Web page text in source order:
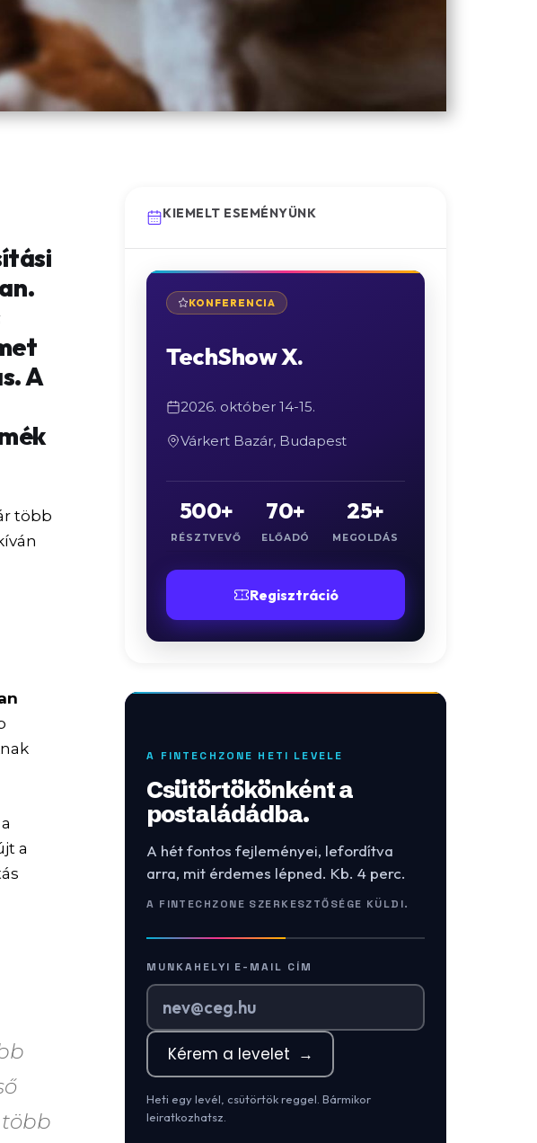
A
több
a
KIEMELT ESEMÉNYÜNK
KONFERENCIA
TechShow X.
2026. október 14-15.
Várkert Bazár, Budapest
500+
RÉSZTVEVŐ
70+
ELŐADÓ
25+
MEGOLDÁS
Regisztráció
A FINTECHZONE HETI LEVELE
Csütörtökönként a
postaládádba.
A hét fontos fejleményei, lefordítva
arra, mit érdemes lépned. Kb. 4 perc.
A FINTECHZONE SZERKESZTŐSÉGE KÜLDI.
MUNKAHELYI E-MAIL CÍM
Kérem a levelet →
Heti egy levél, csütörtök reggel. Bármikor
leiratkozhatsz.